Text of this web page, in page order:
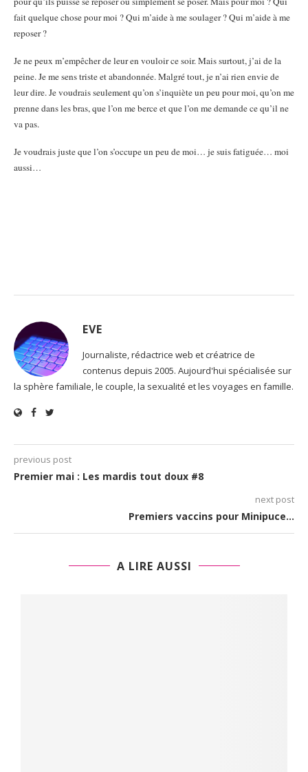
fait quelque chose pour moi ? Qui m’aide à me soulager ? Qui m’aide à me
reposer ?
Je ne peux m’empêcher de leur en vouloir ce soir. Mais surtout, j’ai de la
peine. Je me sens triste et abandonnée. Malgré tout, je n’ai rien envie de
leur dire. Je voudrais seulement qu’on s’inquiète un peu pour moi, qu’on me
prenne dans les bras, que l’on me berce et que l’on me demande ce qu’il ne
va pas.
Je voudrais juste que l’on s’occupe un peu de moi… je suis fatiguée… moi
aussi…
EVE
Journaliste, rédactrice web et créatrice de
contenus depuis 2005. Aujourd'hui spécialisée sur
la sphère familiale, le couple, la sexualité et les voyages en famille.
previous post
Premier mai : Les mardis tout doux #8
next post
Premiers vaccins pour Minipuce…
A LIRE AUSSI